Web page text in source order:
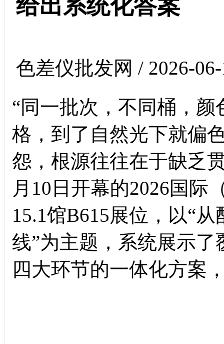
给出系统化答案
色差仪批发网 / 2026-
“同一批次，不同桶，颜
格，到了自然光下就偏
怨，根源往往在于缺乏
月10日开幕的2026国际
15.1馆B615展位，以“
线”为主题，系统展示
四大环节的一体化方案